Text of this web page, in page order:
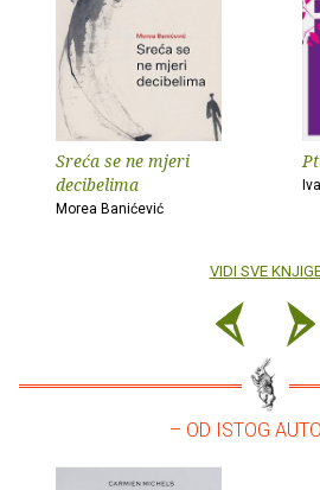
Sreća se ne mjeri
decibelima
Morea Banićević
VIDI SVE
– OD ISTOG